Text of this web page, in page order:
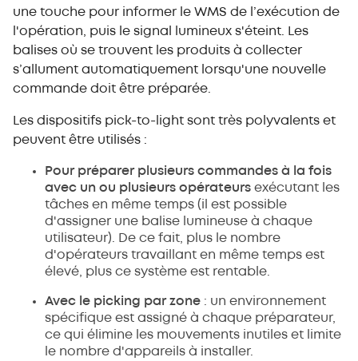
une touche pour informer le WMS de l’exécution de
l'opération, puis le signal lumineux s'éteint. Les
balises où se trouvent les produits à collecter
s’allument automatiquement lorsqu'une nouvelle
commande doit être préparée.
Les dispositifs pick-to-light sont très polyvalents et
peuvent être utilisés :
Pour préparer plusieurs commandes à la fois
avec un ou plusieurs opérateurs exécutant les
tâches en même temps (il est possible
d'assigner une balise lumineuse à chaque
utilisateur). De ce fait, plus le nombre
d'opérateurs travaillant en même temps est
élevé, plus ce système est rentable.
Avec le picking par zone : un environnement
spécifique est assigné à chaque préparateur,
ce qui élimine les mouvements inutiles et limite
le nombre d'appareils à installer.